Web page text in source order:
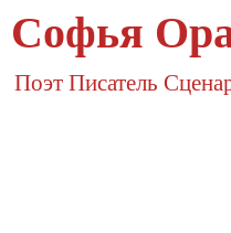
Софья
Поэт Писатель